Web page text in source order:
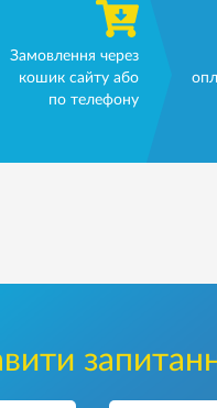
Замовлення через
кошик сайту або
по телефону